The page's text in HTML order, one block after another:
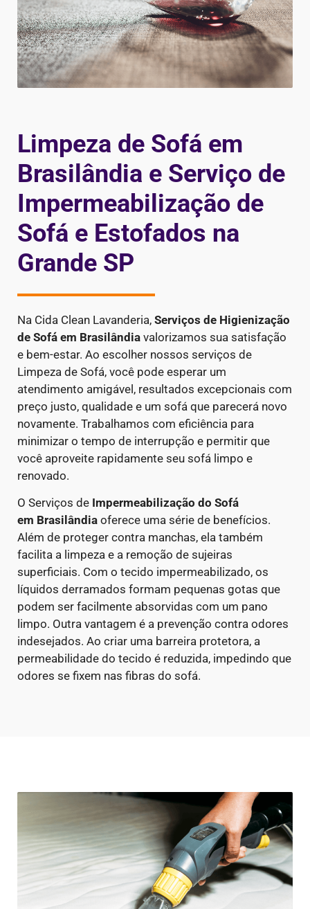
Limpeza de Sofá em
Brasilândia e Serviço de
Impermeabilização de
Sofá e Estofados na
Grande SP
Na Cida Clean Lavanderia, Serviços de Higienização
de Sofá em Brasilândia valorizamos sua satisfação
e bem-estar. Ao escolher nossos serviços de
Limpeza de Sofá, você pode esperar um
atendimento amigável, resultados excepcionais com
preço justo, qualidade e um sofá que parecerá novo
novamente. Trabalhamos com eficiência para
minimizar o tempo de interrupção e permitir que
você aproveite rapidamente seu sofá limpo e
renovado.
O Serviços de Impermeabilização do Sofá
em Brasilândia oferece uma série de benefícios.
Além de proteger contra manchas, ela também
facilita a limpeza e a remoção de sujeiras
superficiais. Com o tecido impermeabilizado, os
líquidos derramados formam pequenas gotas que
podem ser facilmente absorvidas com um pano
limpo. Outra vantagem é a prevenção contra odores
indesejados. Ao criar uma barreira protetora, a
permeabilidade do tecido é reduzida, impedindo que
odores se fixem nas fibras do sofá.